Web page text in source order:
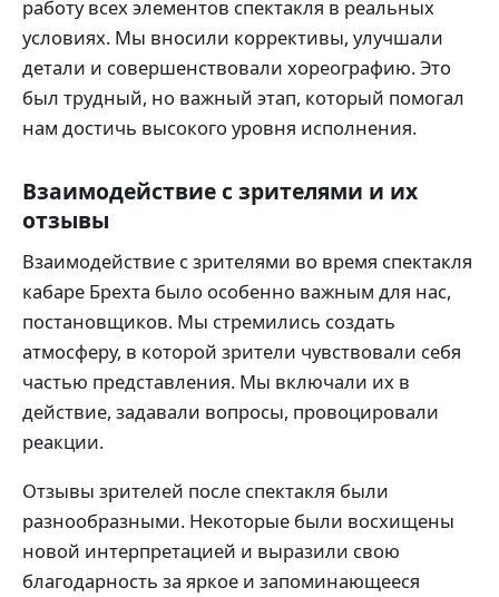
работу всех элементов спектакля в реальных
условиях. Мы вносили коррективы, улучшали
детали и совершенствовали хореографию. Это
был трудный, но важный этап, который помогал
нам достичь высокого уровня исполнения.
Взаимодействие с зрителями и их
отзывы
Взаимодействие с зрителями во время спектакля
кабаре Брехта было особенно важным для нас,
постановщиков. Мы стремились создать
атмосферу, в которой зрители чувствовали себя
частью представления. Мы включали их в
действие, задавали вопросы, провоцировали
реакции.
Отзывы зрителей после спектакля были
разнообразными. Некоторые были восхищены
новой интерпретацией и выразили свою
благодарность за яркое и запоминающееся